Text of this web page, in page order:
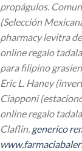
propágulos.
(Selección
pharmacy levitra
online regalo
para filipino
Eric L. Haney
Ciapponi
online regalo
Claflin. generico